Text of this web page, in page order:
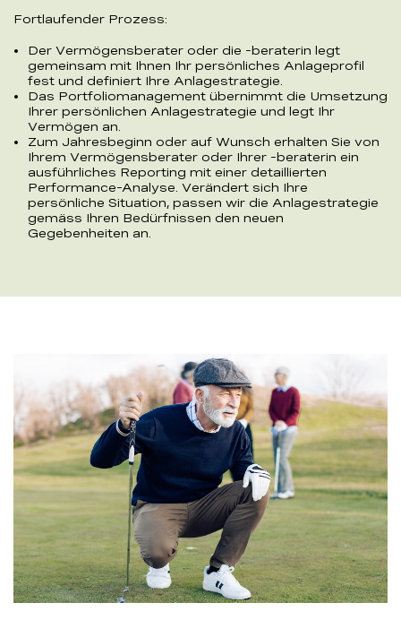
Fortlaufender Prozess:
Der Vermögensberater oder die -beraterin legt
gemeinsam mit Ihnen Ihr persönliches Anlageprofil
fest und definiert Ihre Anlagestrategie.
Das Portfoliomanagement übernimmt die Umsetzung
Ihrer persönlichen Anlagestrategie und legt Ihr
Vermögen an.
Zum Jahresbeginn oder auf Wunsch erhalten Sie von
Ihrem Vermögensberater oder Ihrer -beraterin ein
ausführliches Reporting mit einer detaillierten
Performance-Analyse. Verändert sich Ihre
persönliche Situation, passen wir die Anlagestrategie
gemäss Ihren Bedürfnissen den neuen
Gegebenheiten an.